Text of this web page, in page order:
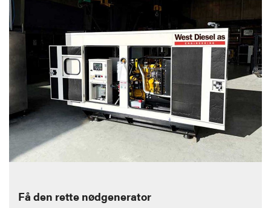
Få den rette nødgenerator